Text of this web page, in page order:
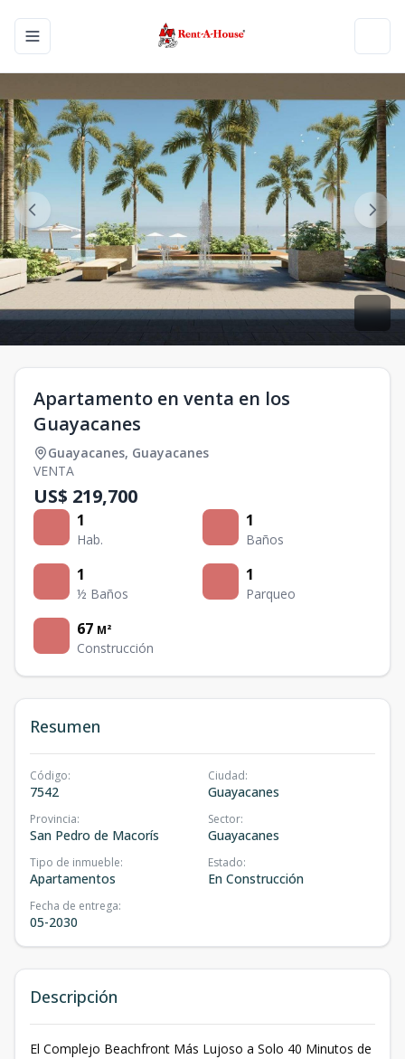
Toggle navigation menu
Apartamento en venta en los
Guayacanes
Guayacanes, Guayacanes
VENTA
US$ 219,700
1
Hab.
1
Baños
1
½ Baños
1
Parqueo
67 M²
Construcción
Resumen
Código:
7542
Ciudad:
Guayacanes
Provincia:
San Pedro de Macorís
Sector:
Guayacanes
Tipo de inmueble:
Apartamentos
Estado:
En Construcción
Fecha de entrega:
05-2030
Descripción
El Complejo Beachfront Más Lujoso a Solo 40 Minutos de